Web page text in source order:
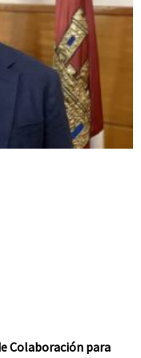
Colaboración para